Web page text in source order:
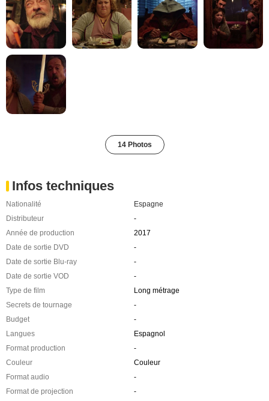
14 Photos
Infos techniques
Nationalité
Espagne
Distributeur
-
Année de production
2017
Date de sortie DVD
-
Date de sortie Blu-ray
-
Date de sortie VOD
-
Type de film
Long métrage
Secrets de tournage
-
Budget
-
Langues
Espagnol
Format production
-
Couleur
Couleur
Format audio
-
Format de projection
-